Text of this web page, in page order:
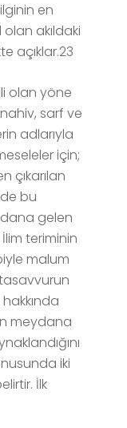
en
olan akıldaki
açıklar.23
olan yöne
sarf ve
adlarıyla
için;
çıkarılan
bu
gelen
İlim teriminin
malum
meydana
iki
İlk